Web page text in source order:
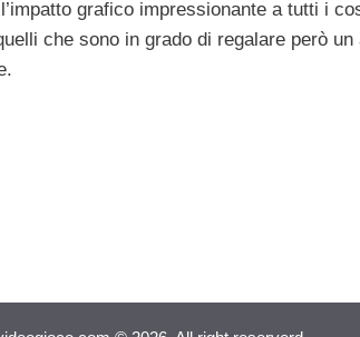
grafico impressionante a tutti i
che sono in grado di regalare però un